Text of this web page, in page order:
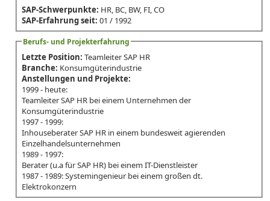
SAP-Schwerpunkte: HR, BC, BW, FI, CO
SAP-Erfahrung seit: 01 / 1992
Berufs- und Projekterfahrung
Letzte Position: Teamleiter SAP HR
Branche: Konsumgüterindustrie
Anstellungen und Projekte:
1999 - heute:
Teamleiter SAP HR bei einem Unternehmen der
Konsumgüterindustrie
1997 - 1999:
Inhouseberater SAP HR in einem bundesweit agierenden
Einzelhandelsunternehmen
1989 - 1997:
Berater (u.a für SAP HR) bei einem IT-Dienstleister
1987 - 1989: Systemingenieur bei einem großen dt.
Elektrokonzern